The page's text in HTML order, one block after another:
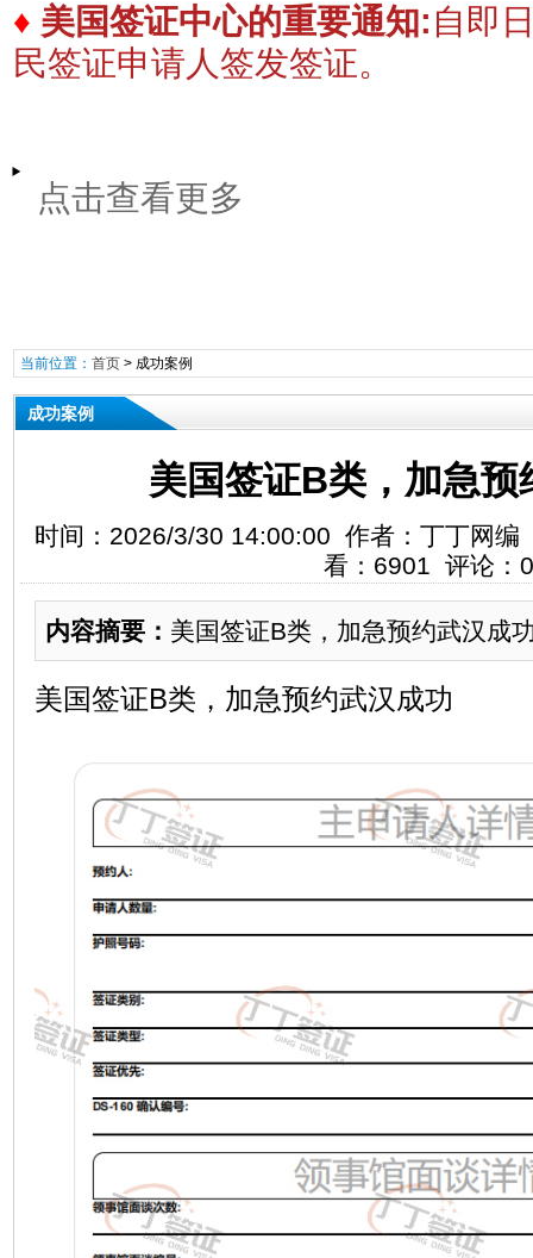
♦ 美国签证中心的重要通知: 自即
民签证申请人签发签证。
点击查看更多
当前位置： 首页> 成功案例
成功案例
美国签证B类，加急预
时间：2026/3/30 14:00:00 作者：丁丁网
看：6901 评论：0
内容摘要： 美国签证B类，加急预约武汉成
美国签证B类，加急预约武汉成功